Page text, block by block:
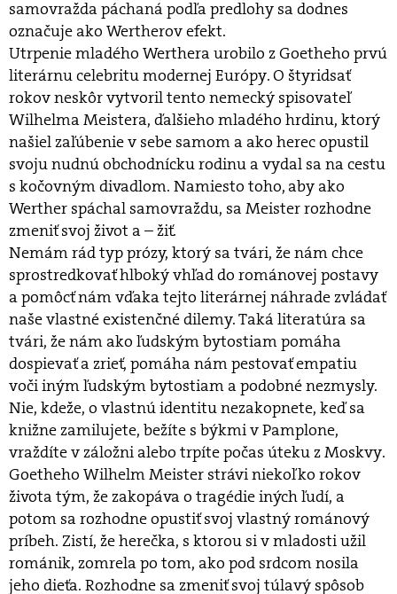
samovražda páchaná podľa predlohy sa dodnes
označuje ako Wertherov efekt.
Utrpenie mladého Werthera urobilo z Goetheho prvú
literárnu celebritu modernej Európy. O štyridsať
rokov neskôr vytvoril tento nemecký spisovateľ
Wilhelma Meistera, ďalšieho mladého hrdinu, ktorý
našiel zaľúbenie v sebe samom a ako herec opustil
svoju nudnú obchodnícku rodinu a vydal sa na cestu
s kočovným divadlom. Namiesto toho, aby ako
Werther spáchal samovraždu, sa Meister rozhodne
zmeniť svoj život a – žiť.
Nemám rád typ prózy, ktorý sa tvári, že nám chce
sprostredkovať hlboký vhľad do románovej postavy
a pomôcť nám vďaka tejto literárnej náhrade zvládať
naše vlastné existenčné dilemy. Taká literatúra sa
tvári, že nám ako ľudským bytostiam pomáha
dospievať a zrieť, pomáha nám pestovať empatiu
voči iným ľudským bytostiam a podobné nezmysly.
Nie, kdeže, o vlastnú identitu nezakopnete, keď sa
knižne zamilujete, bežíte s býkmi v Pamplone,
vraždíte v záložni alebo trpíte počas úteku z Moskvy.
Goetheho Wilhelm Meister strávi niekoľko rokov
života tým, že zakopáva o tragédie iných ľudí, a
potom sa rozhodne opustiť svoj vlastný románový
príbeh. Zistí, že herečka, s ktorou si v mladosti užil
románik, zomrela po tom, ako pod srdcom nosila
jeho dieťa. Rozhodne sa zmeniť svoj túlavý spôsob